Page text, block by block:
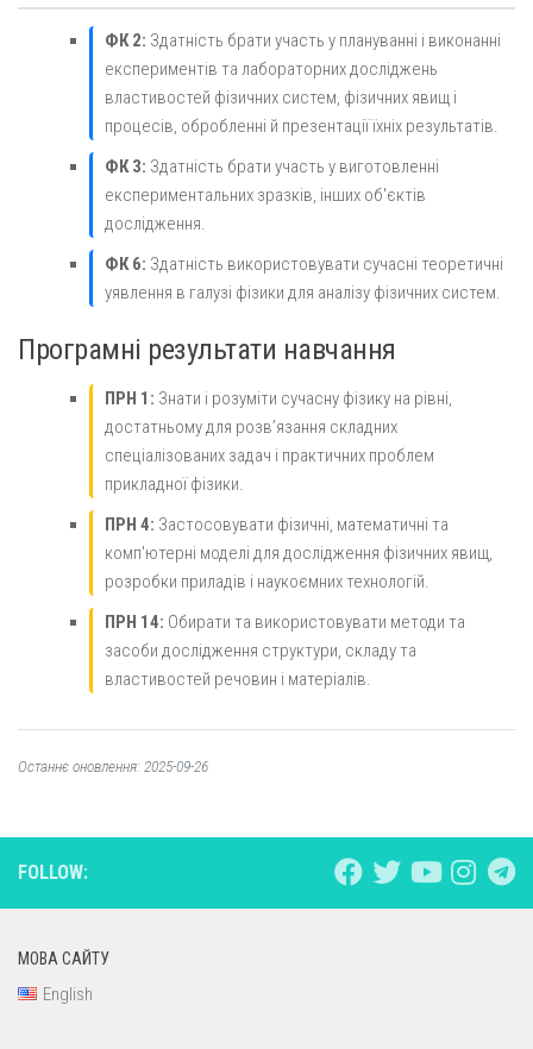
ФК 2: Здатність брати участь у плануванні і виконанні
експериментів та лабораторних досліджень
властивостей фізичних систем, фізичних явищ і
процесів, обробленні й презентації їхніх результатів.
ФК 3: Здатність брати участь у виготовленні
експериментальних зразків, інших об'єктів
дослідження.
ФК 6: Здатність використовувати сучасні теоретичні
уявлення в галузі фізики для аналізу фізичних систем.
Програмні результати навчання
ПРН 1: Знати і розуміти сучасну фізику на рівні,
достатньому для розв’язання складних
спеціалізованих задач і практичних проблем
прикладної фізики.
ПРН 4: Застосовувати фізичні, математичні та
комп'ютерні моделі для дослідження фізичних явищ,
розробки приладів і наукоємних технологій.
ПРН 14: Обирати та використовувати методи та
засоби дослідження структури, складу та
властивостей речовин і матеріалів.
Останнє оновлення: 2025-09-26
FOLLOW:
МОВА САЙТУ
English